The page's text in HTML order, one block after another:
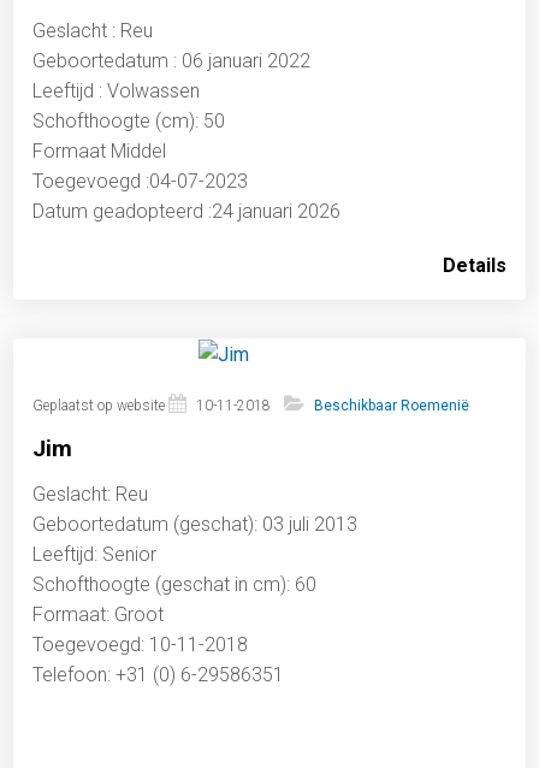
Geslacht : Reu
Geboortedatum : 06 januari 2022
Leeftijd : Volwassen
Schofthoogte (cm): 50
Formaat Middel
Toegevoegd :04-07-2023
Datum geadopteerd :24 januari 2026
Details
Geplaatst op website 10-11-2018 Beschikbaar Roemenië
Jim
Geslacht: Reu
Geboortedatum (geschat): 03 juli 2013
Leeftijd: Senior
Schofthoogte (geschat in cm): 60
Formaat: Groot
Toegevoegd: 10-11-2018
Telefoon: +31 (0) 6-29586351